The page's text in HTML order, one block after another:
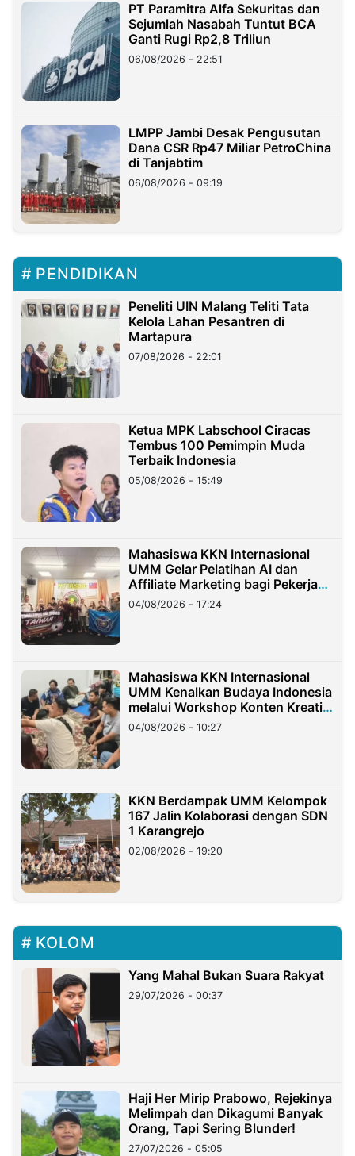
PT Paramitra Alfa Sekuritas dan
Sejumlah Nasabah Tuntut BCA
Ganti Rugi Rp2,8 Triliun
06/08/2026 - 22:51
LMPP Jambi Desak Pengusutan
Dana CSR Rp47 Miliar PetroChina
di Tanjabtim
06/08/2026 - 09:19
PENDIDIKAN
Peneliti UIN Malang Teliti Tata
Kelola Lahan Pesantren di
Martapura
07/08/2026 - 22:01
Ketua MPK Labschool Ciracas
Tembus 100 Pemimpin Muda
Terbaik Indonesia
05/08/2026 - 15:49
Mahasiswa KKN Internasional
UMM Gelar Pelatihan AI dan
Affiliate Marketing bagi Pekerja
Migran Indonesia di Taiwan
04/08/2026 - 17:24
Mahasiswa KKN Internasional
UMM Kenalkan Budaya Indonesia
melalui Workshop Konten Kreatif
di Taiwan
04/08/2026 - 10:27
KKN Berdampak UMM Kelompok
167 Jalin Kolaborasi dengan SDN
1 Karangrejo
02/08/2026 - 19:20
KOLOM
Yang Mahal Bukan Suara Rakyat
29/07/2026 - 00:37
Haji Her Mirip Prabowo, Rejekinya
Melimpah dan Dikagumi Banyak
Orang, Tapi Sering Blunder!
27/07/2026 - 05:05